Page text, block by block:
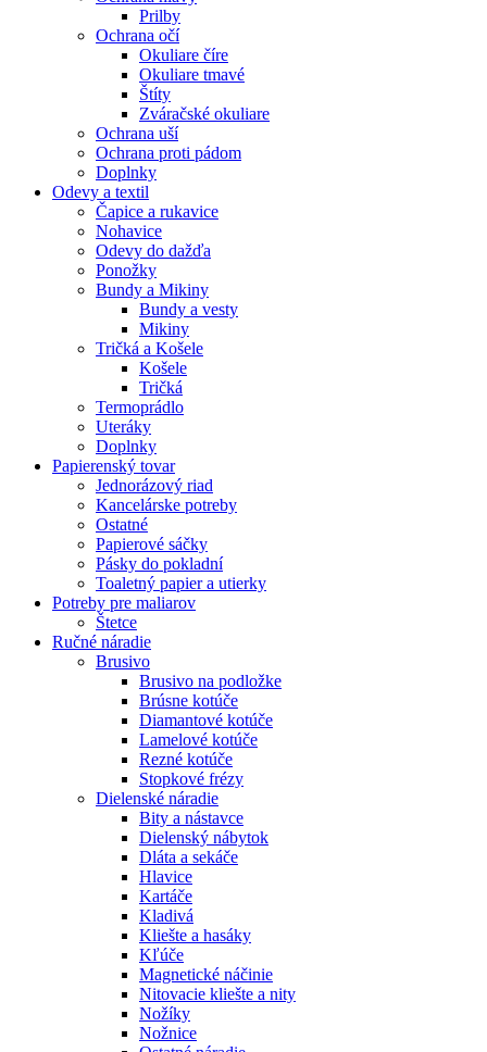
Prilby
Ochrana očí
Okuliare číre
Okuliare tmavé
Štíty
Zváračské okuliare
Ochrana uší
Ochrana proti pádom
Doplnky
Odevy a textil
Čapice a rukavice
Nohavice
Odevy do dažďa
Ponožky
Bundy a Mikiny
Bundy a vesty
Mikiny
Tričká a Košele
Košele
Tričká
Termoprádlo
Uteráky
Doplnky
Papierenský tovar
Jednorázový riad
Kancelárske potreby
Ostatné
Papierové sáčky
Pásky do pokladní
Toaletný papier a utierky
Potreby pre maliarov
Štetce
Ručné náradie
Brusivo
Brusivo na podložke
Brúsne kotúče
Diamantové kotúče
Lamelové kotúče
Rezné kotúče
Stopkové frézy
Dielenské náradie
Bity a nástavce
Dielenský nábytok
Dláta a sekáče
Hlavice
Kartáče
Kladivá
Kliešte a hasáky
Kľúče
Magnetické náčinie
Nitovacie kliešte a nity
Nožíky
Nožnice